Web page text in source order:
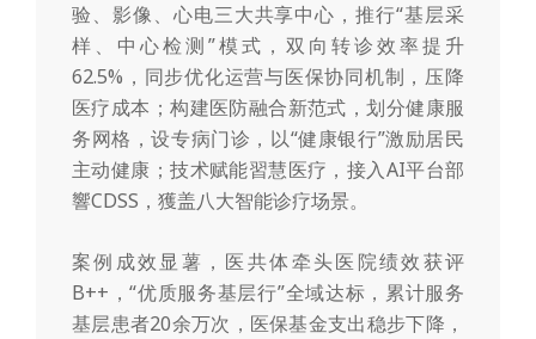
验、影像、心电三大共享中心，推行“基层采
样、中心检测”模式，双向转诊效率提升
62.5%，同步优化运营与医保协同机制，压降
医疗成本；构建医防融合新范式，划分健康服
务网格，设专病门诊，以“健康银行”激励居民
主动健康；技术赋能習慧医疗，接入AI平台部
響CDSS，獲盖八大智能诊疗场景。
案例成效显薯，医共体牵头医院绩效获评
B++，“优质服务基层行”全域达标，累计服务
基层患者20余万次，医保基金支出稳步下降，